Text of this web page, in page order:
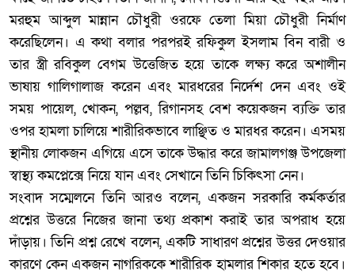
মরহুম আব্দুল মান্নান চৌধুরী ওরফে তেলা মিয়া চৌধুরী নির্মাণ
করেছিলেন। এ কথা বলার পরপরই রফিকুল ইসলাম বিন বারী ও
তার স্ত্রী রবিকুল বেগম উত্তেজিত হয়ে তাকে লক্ষ্য করে অশালীন
ভাষায় গালিগালাজ করেন এবং মারধরের নির্দেশ দেন এবং ওই
সময় পায়েল, খোকন, পল্লব, রিগানসহ বেশ কয়েকজন ব্যক্তি তার
ওপর হামলা চালিয়ে শারীরিকভাবে লাঞ্ছিত ও মারধর করেন। এসময়
স্থানীয় লোকজন এগিয়ে এসে তাকে উদ্ধার করে জামালগঞ্জ উপজেলা
স্বাস্থ্য কমপ্লেক্সে নিয়ে যান এবং সেখানে তিনি চিকিৎসা নেন।
‎সংবাদ সম্মেলনে তিনি আরও বলেন, একজন সরকারি কর্মকর্তার
প্রশ্নের উত্তরে নিজের জানা তথ্য প্রকাশ করাই তার অপরাধ হয়ে
দাঁড়ায়। তিনি প্রশ্ন রেখে বলেন, একটি সাধারণ প্রশ্নের উত্তর দেওয়ার
কারণে কেন একজন নাগরিককে শারীরিক হামলার শিকার হতে হবে।